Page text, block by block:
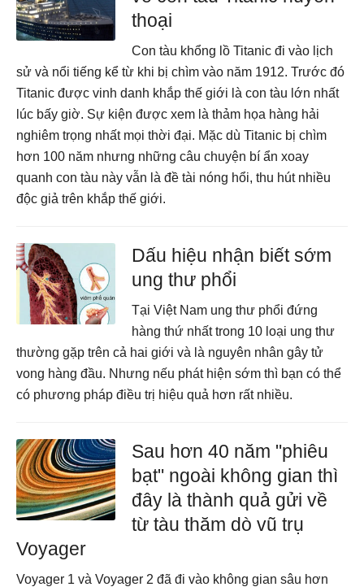
thoại
Con tàu khổng lồ Titanic đi vào lịch
sử và nổi tiếng kể từ khi bị chìm vào năm 1912. Trước đó
Titanic được vinh danh khắp thế giới là con tàu lớn nhất
lúc bấy giờ. Sự kiện được xem là thảm họa hàng hải
nghiêm trọng nhất mọi thời đại. Mặc dù Titanic bị chìm
hơn 100 năm nhưng những câu chuyện bí ẩn xoay
quanh con tàu này vẫn là đề tài nóng hổi, thu hút nhiều
độc giả trên khắp thế giới.
Dấu hiệu nhận biết sớm
ung thư phổi
Tại Việt Nam ung thư phổi đứng
hàng thứ nhất trong 10 loại ung thư
thường gặp trên cả hai giới và là nguyên nhân gây tử
vong hàng đầu. Nhưng nếu phát hiện sớm thì bạn có thể
có phương pháp điều trị hiệu quả hơn rất nhiều.
Sau hơn 40 năm "phiêu
bạt" ngoài không gian thì
đây là thành quả gửi về
từ tàu thăm dò vũ trụ
Voyager
Voyager 1 và Voyager 2 đã đi vào không gian sâu hơn